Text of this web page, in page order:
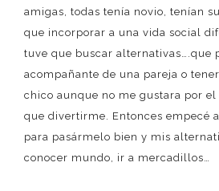
amigas, todas tenía novio, tenían
que incorporar a una vida social
tuve que buscar alternativas….que
acompañante de una pareja o
chico aunque no me gustara por
que divertirme. Entonces empecé
para pasármelo bien y mis
conocer mundo, ir a mercadillos…